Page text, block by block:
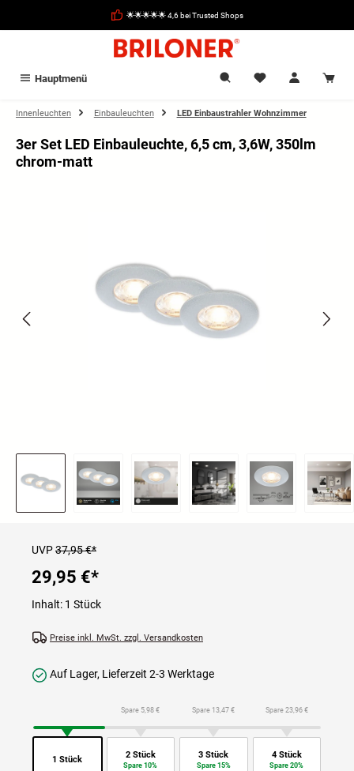
🌟🌟🌟🌟🌟 4,6 bei Trusted Shops
Hauptmenü
Innenleuchten Einbauleuchten LED Einbaustrahler Wohnzimmer
3er Set LED Einbauleuchte, 6,5 cm, 3,6W, 350lm
chrom-matt
UVP37,95 €*
29,95 €*
Inhalt: 1 Stück
Preise inkl. MwSt. zzgl. Versandkosten
Auf Lager, Lieferzeit 2-3 Werktage
1 Stück
Spare 5,98 €
2 Stück
Spare 10%
Spare 13,47 €
3 Stück
Spare 15%
Spare 23,96 €
4 Stück
Spare 20%